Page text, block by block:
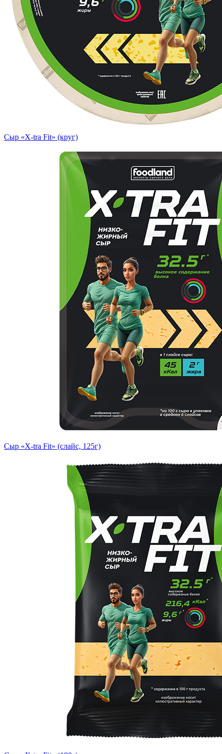
Сыр «X-tra Fit» (круг)
Сыр «X-tra Fit» (слайс, 125г)